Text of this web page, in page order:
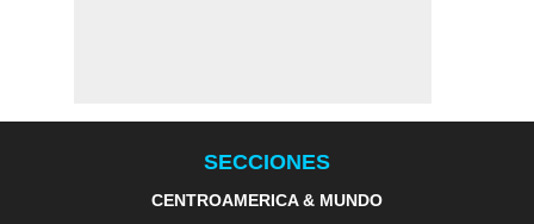
SECCIONES
CENTROAMERICA & MUNDO